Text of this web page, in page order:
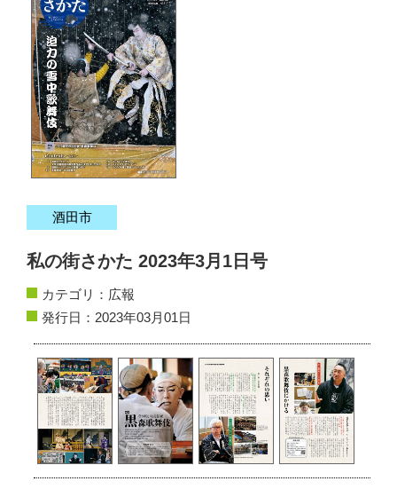
酒田市
私の街さかた 2023年3月1日号
カテゴリ： 広報
発行日：2023年03月01日
運営会社
ご利用ガイド
よくある質問
サイトマップ
個人情報保護方針
動作環境
リンク集